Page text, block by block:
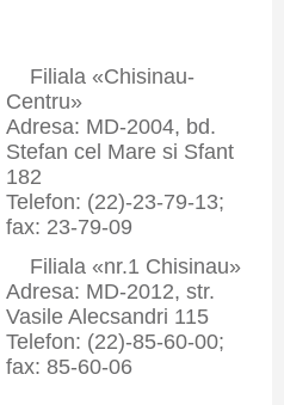
Filiala «Chisinau-
Centru»
Adresa: MD-2004, bd.
Stefan cel Mare si Sfant
182
Telefon: (22)-23-79-13;
fax: 23-79-09
Filiala «nr.1 Chisinau»
Adresa: MD-2012, str.
Vasile Alecsandri 115
Telefon: (22)-85-60-00;
fax: 85-60-06